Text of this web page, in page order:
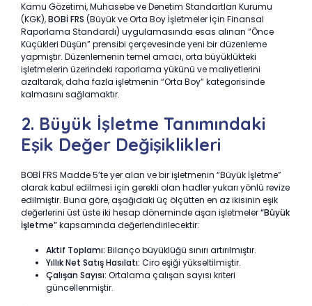
Kamu Gözetimi, Muhasebe ve Denetim Standartları Kurumu
(KGK),BOBİ FRS (Büyük ve Orta Boy İşletmeler İçin Finansal
Raporlama Standardı) uygulamasında esas alınan “Önce
Küçükleri Düşün” prensibi çerçevesinde yeni bir düzenleme
yapmıştır. Düzenlemenin temel amacı, orta büyüklükteki
işletmelerin üzerindeki raporlama yükünü ve maliyetlerini
azaltarak, daha fazla işletmenin “Orta Boy” kategorisinde
kalmasını sağlamaktır.
2. Büyük İşletme Tanımındaki
Eşik Değer Değişiklikleri
BOBİ FRS Madde 5’te yer alan ve bir işletmenin “Büyük İşletme”
olarak kabul edilmesi için gerekli olan hadler yukarı yönlü revize
edilmiştir. Buna göre, aşağıdaki üç ölçütten en az ikisinin eşik
değerlerini üst üste iki hesap döneminde aşan işletmeler“Büyük
İşletme”kapsamında değerlendirilecektir:
Aktif Toplamı: Bilanço büyüklüğü sınırı artırılmıştır.
Yıllık Net Satış Hasılatı: Ciro eşiği yükseltilmiştir.
Çalışan Sayısı: Ortalama çalışan sayısı kriteri
güncellenmiştir.